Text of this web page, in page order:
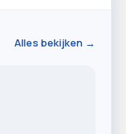
Alles bekijken →